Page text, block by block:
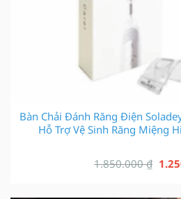
Bàn Chải Đánh Răng Điện
Hỗ Trợ Vệ Sinh Răng Miệng
1.850.000₫ Giá
là: